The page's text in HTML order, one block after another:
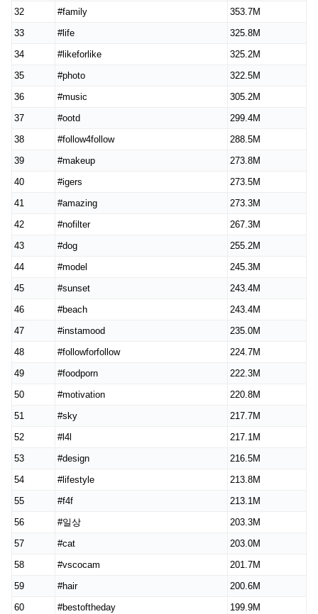
32
#family
353.7M
33
#life
325.8M
34
#likeforlike
325.2M
35
#photo
322.5M
36
#music
305.2M
37
#ootd
299.4M
38
#follow4follow
288.5M
39
#makeup
273.8M
40
#igers
273.5M
41
#amazing
273.3M
42
#nofilter
267.3M
43
#dog
255.2M
44
#model
245.3M
45
#sunset
243.4M
46
#beach
243.4M
47
#instamood
235.0M
48
#followforfollow
224.7M
49
#foodporn
222.3M
50
#motivation
220.8M
51
#sky
217.7M
52
#l4l
217.1M
53
#design
216.5M
54
#lifestyle
213.8M
55
#f4f
213.1M
56
#일상
203.3M
57
#cat
203.0M
58
#vscocam
201.7M
59
#hair
200.6M
60
#bestoftheday 199.9M